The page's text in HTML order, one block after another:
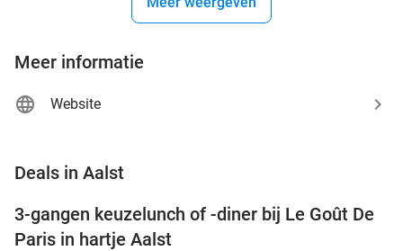
Meer informatie
Website
Deals in Aalst
39%
3-gangen keuzelunch of -diner bij Le Goût De
Paris in hartje Aalst